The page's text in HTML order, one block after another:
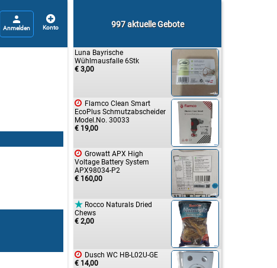
 
997 aktuelle Gebote
Luna Bayrische
Wühlmausfalle 6Stk
€ 3,00
 Flamco Clean Smart
EcoPlus Schmutzabscheider
Model.No. 30033
€ 19,00
 Growatt APX High
Voltage Battery System
APX98034-P2
€ 160,00
 Rocco Naturals Dried
Chews
€ 2,00
 Dusch WC HB-L02U-GE
€ 14,00